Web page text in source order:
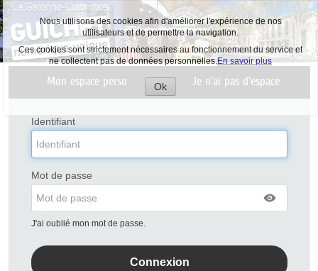
Nous utilisons des cookies afin d'améliorer l'expérience de nos
utilisateurs et de permettre la navigation.
Ces cookies sont strictement nécessaires au fonctionnement du service et
ne collectent pas de données personnelles.En savoir plus
Ok
Accepter
Mon espace perso Je n'ai pas d'espace
Identifiant
Mot de passe
J'ai oublié mon mot de passe.